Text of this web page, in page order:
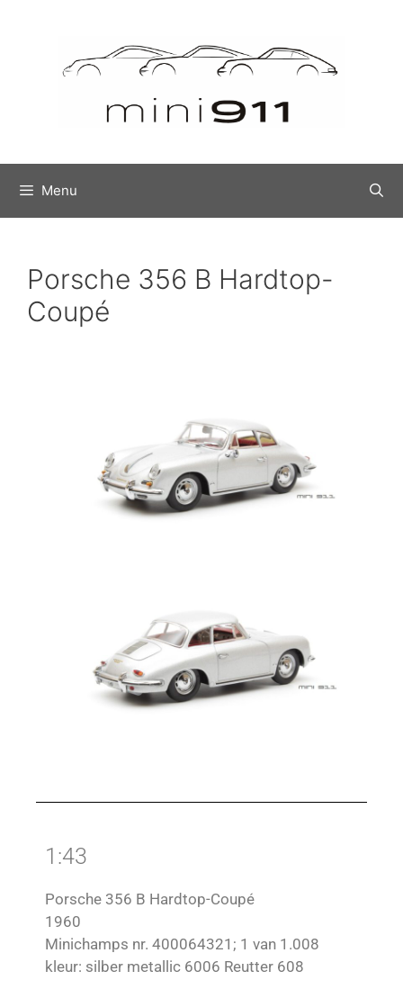
Menu
Porsche 356 B Hardtop-
Coupé
1:43
Porsche 356 B Hardtop-Coupé
1960
Minichamps nr. 400064321; 1 van 1.008
kleur: silber metallic 6006 Reutter 608